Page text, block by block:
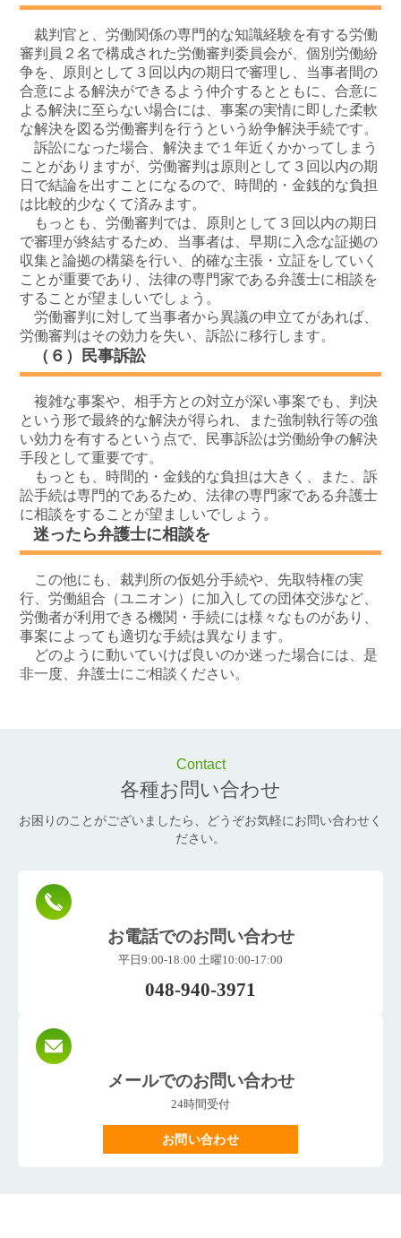
裁判官と、労働関係の専門的な知識経験を有する労働
審判員２名で構成された労働審判委員会が、個別労働紛
争を、原則として３回以内の期日で審理し、当事者間の
合意による解決ができるよう仲介するとともに、合意に
よる解決に至らない場合には、事案の実情に即した柔軟
な解決を図る労働審判を行うという紛争解決手続です。
訴訟になった場合、解決まで１年近くかかってしまう
ことがありますが、労働審判は原則として３回以内の期
日で結論を出すことになるので、時間的・金銭的な負担
は比較的少なくて済みます。
もっとも、労働審判では、原則として３回以内の期日
で審理が終結するため、当事者は、早期に入念な証拠の
収集と論拠の構築を行い、的確な主張・立証をしていく
ことが重要であり、法律の専門家である弁護士に相談を
することが望ましいでしょう。
労働審判に対して当事者から異議の申立てがあれば、
労働審判はその効力を失い、訴訟に移行します。
（６）民事訴訟
複雑な事案や、相手方との対立が深い事案でも、判決
という形で最終的な解決が得られ、また強制執行等の強
い効力を有するという点で、民事訴訟は労働紛争の解決
手段として重要です。
もっとも、時間的・金銭的な負担は大きく、また、訴
訟手続は専門的であるため、法律の専門家である弁護士
に相談をすることが望ましいでしょう。
迷ったら弁護士に相談を
この他にも、裁判所の仮処分手続や、先取特権の実
行、労働組合（ユニオン）に加入しての団体交渉など、
労働者が利用できる機関・手続には様々なものがあり、
事案によっても適切な手続は異なります。
どのように動いていけば良いのか迷った場合には、是
非一度、弁護士にご相談ください。
Contact
各種お問い合わせ
お困りのことがございましたら、どうぞお気軽にお問い合わせく
ださい。
お電話でのお問い合わせ
平日9:00-18:00 土曜10:00-17:00
048-940-3971
メールでのお問い合わせ
24時間受付
お問い合わせ